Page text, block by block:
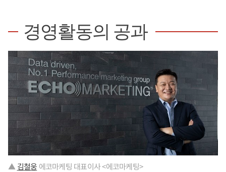
경영활동의 공과
▲ 김철웅 에코마케팅 대표이사 <에코마케팅>